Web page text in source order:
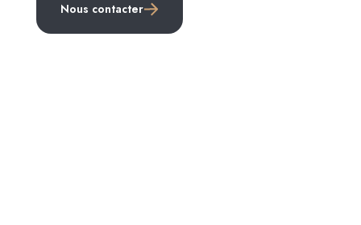
Nous contacter